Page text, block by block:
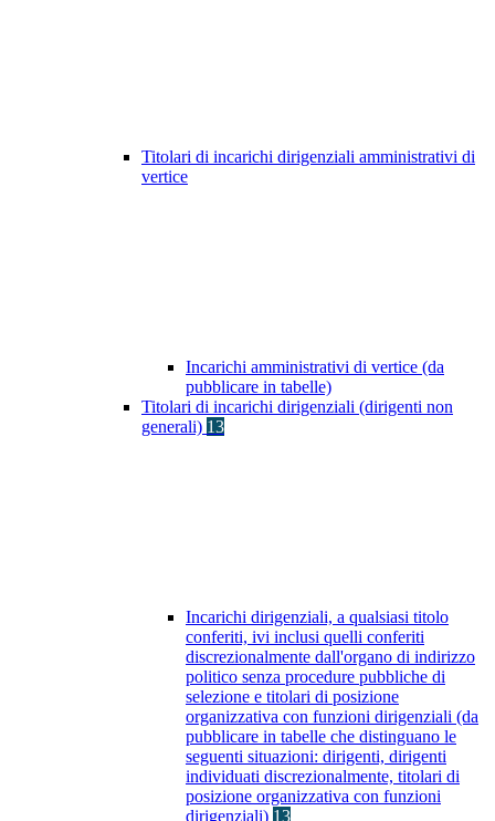
Titolari di incarichi dirigenziali amministrativi di
vertice
Incarichi amministrativi di vertice (da
pubblicare in tabelle)
Titolari di incarichi dirigenziali (dirigenti non
generali) 13
Incarichi dirigenziali, a qualsiasi titolo
conferiti, ivi inclusi quelli conferiti
discrezionalmente dall'organo di indirizzo
politico senza procedure pubbliche di
selezione e titolari di posizione
organizzativa con funzioni dirigenziali (da
pubblicare in tabelle che distinguano le
seguenti situazioni: dirigenti, dirigenti
individuati discrezionalmente, titolari di
posizione organizzativa con funzioni
dirigenziali) 13